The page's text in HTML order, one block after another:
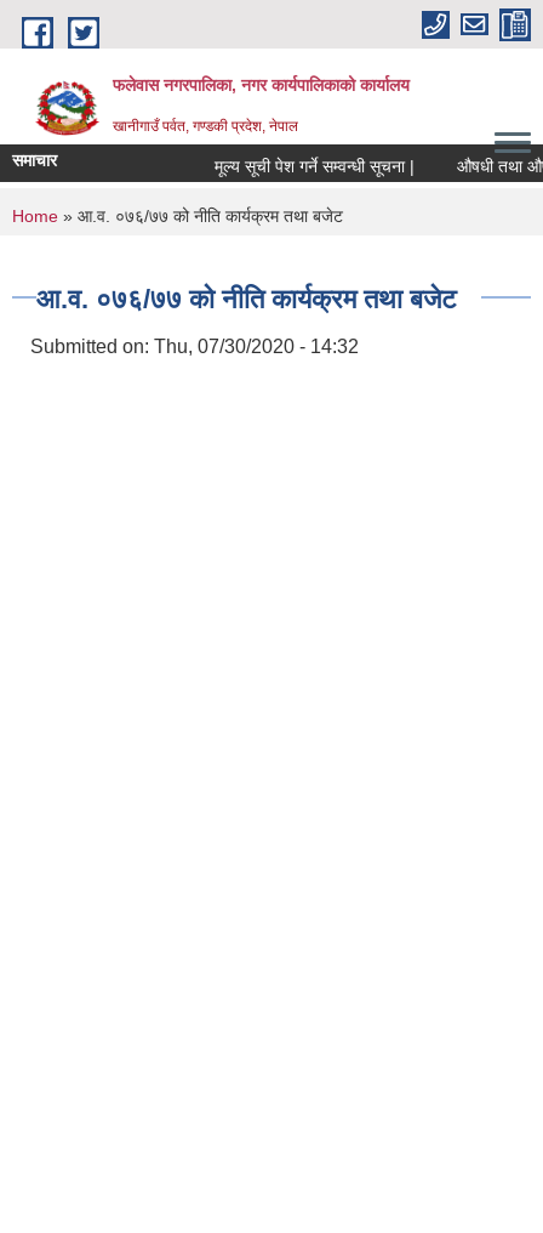
Skip to main content
फलेवास नगरपालिका, नगर कार्यपालिकाको कार्यालय
खानीगाउँ पर्वत, गण्डकी प्रदेश, नेपाल
समाचार मूल्य सूची पेश गर्ने सम्वन्धी सूचना | औषधी तथा
You are here
Home » आ.व. ०७६/७७ को नीति कार्यक्रम तथा बजेट
आ.व. ०७६/७७ को नीति कार्यक्रम तथा बजेट
Submitted on: Thu, 07/30/2020 - 14:32